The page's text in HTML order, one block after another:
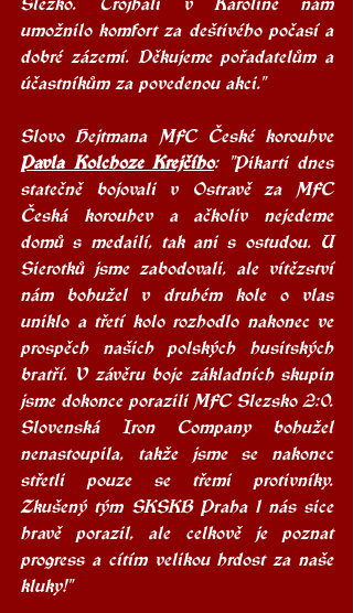
umožnilo komfort za deštivého počasí a
dobré zázemí. Děkujeme pořadatelům a
účastníkům za povedenou akci."
Slovo Hejtmana MFC České korouhve
Pavla Kolchoze Krejčího: "Pikarti dnes
statečně bojovali v Ostravě za MFC
Česká korouhev a ačkoliv nejedeme
domů s medailí, tak ani s ostudou. U
Sierotků jsme zabodovali, ale vítězství
nám bohužel v druhém kole o vlas
uniklo a třetí kolo rozhodlo nakonec ve
prospěch našich polských husitských
bratří. V závěru boje základních skupin
jsme dokonce porazili MFC Slezsko 2:0.
Slovenská Iron Company bohužel
nenastoupila, takže jsme se nakonec
střetli pouze se třemi protivníky.
Zkušený tým SKSKB Praha 1 nás sice
hravě porazil, ale celkově je poznat
progress a cítím velikou hrdost za naše
kluky!"